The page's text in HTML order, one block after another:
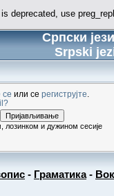
deprecated, use
Српски
Srpski
се или се региструјте
лозинком и дужином сесије
- Граматика-